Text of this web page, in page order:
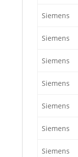
Siemens
Siemens
Siemens
Siemens
Siemens
Siemens
Siemens